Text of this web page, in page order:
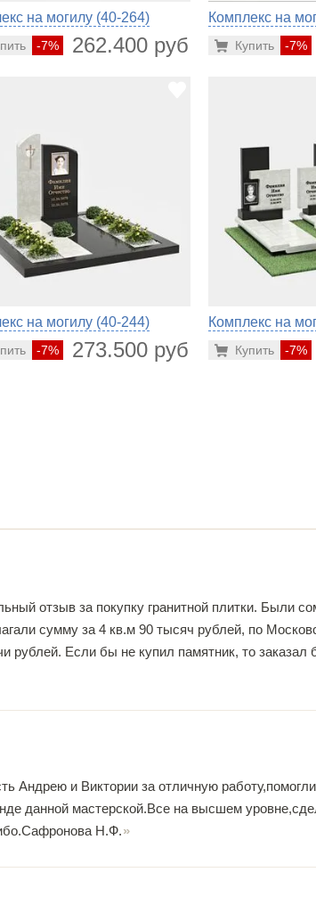
на могилу (40-264)
-7% 262.400 руб.
Комплекс на
-7%
Купить
на могилу (40-244)
-7% 273.500 руб.
Комплекс на
-7%
Купить
отзыв за покупку гранитной плитки. Были
сумму за 4 кв.м 90 тысяч рублей, по
Если бы не купил памятник, то заказал
Андрею и Виктории за отличную
данной мастерской.Все на высшем
Н.Ф.